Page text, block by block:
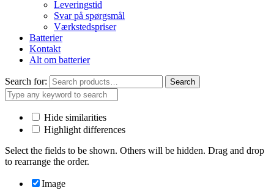
Leveringstid
Svar på spørgsmål
Værkstedspriser
Batterier
Kontakt
Alt om batterier
Search for: Search
Hide similarities
Highlight differences
Select the fields to be shown. Others will be hidden. Drag and drop
to rearrange the order.
Image